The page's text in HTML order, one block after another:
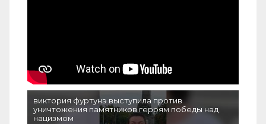
виктория фуртунэ выступила против
уничтожения памятников героям победы над
нацизмом